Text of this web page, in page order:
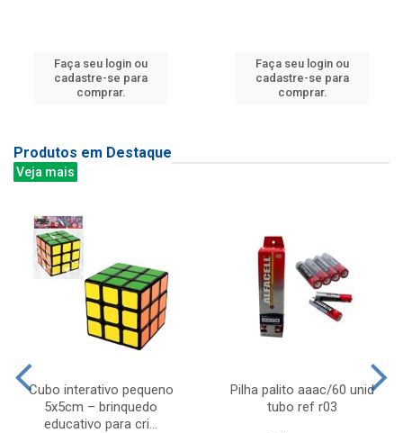
Faça seu login ou
cadastre-se para
comprar.
Faça seu login ou
cadastre-se para
comprar.
Produtos em Destaque
Veja mais
Cubo interativo pequeno
5x5cm – brinquedo
educativo para cri...
Pilha palito aaac/60 unid
tubo ref r03